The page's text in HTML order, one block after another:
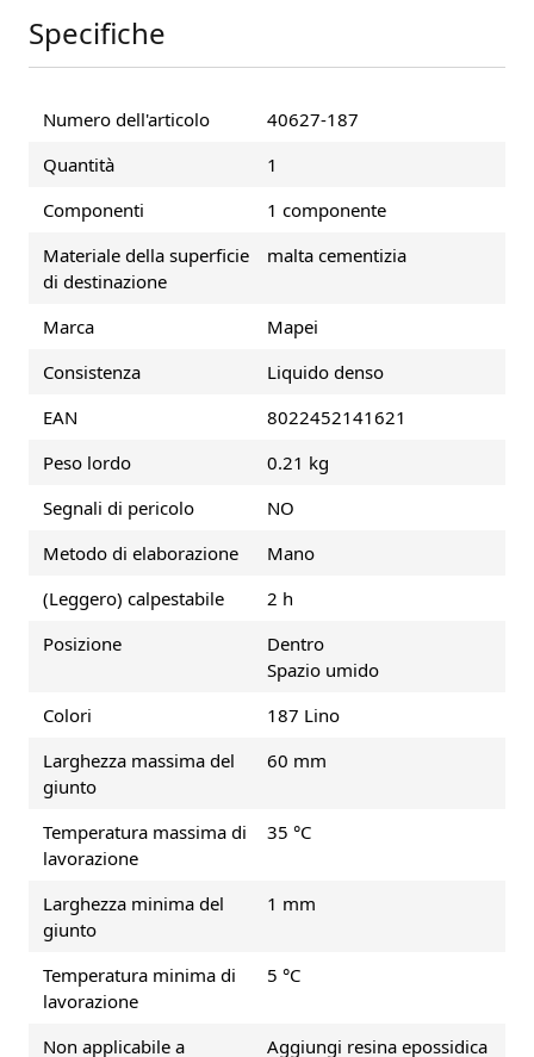
Specifiche
Numero dell'articolo
40627-187
Quantità
1
Componenti
1 componente
Materiale della superficie
di destinazione
malta cementizia
Marca
Mapei
Consistenza
Liquido denso
EAN
8022452141621
Peso lordo
0.21 kg
Segnali di pericolo
NO
Metodo di elaborazione
Mano
(Leggero) calpestabile
2 h
Posizione
Dentro
Spazio umido
Colori
187 Lino
Larghezza massima del
giunto
60 mm
Temperatura massima di
lavorazione
35 °C
Larghezza minima del
giunto
1 mm
Temperatura minima di
lavorazione
5 °C
Non applicabile a Aggiungi resina epossidica